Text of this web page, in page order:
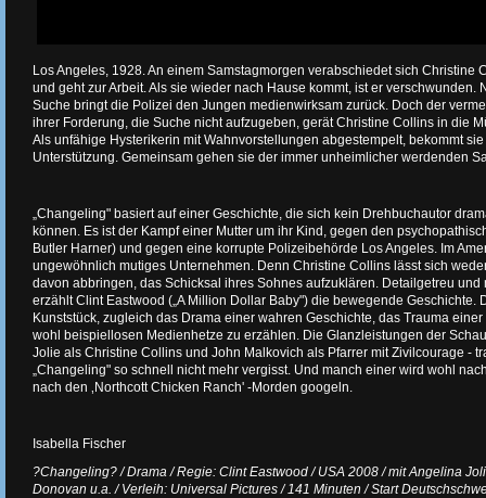
Los Angeles, 1928. An einem Samstagmorgen verabschiedet sich Christine
und geht zur Arbeit. Als sie wieder nach Hause kommt, ist er verschwunden.
Suche bringt die Polizei den Jungen medienwirksam zurück. Doch der
ihrer Forderung, die Suche nicht aufzugeben, gerät Christine Collins in die
Als unfähige Hysterikerin mit Wahnvorstellungen abgestempelt, bekommt
Unterstützung. Gemeinsam gehen sie der immer unheimlicher werdenden
„Changeling" basiert auf einer Geschichte, die sich kein Drehbuchautor
können. Es ist der Kampf einer Mutter um ihr Kind, gegen den
Butler Harner) und gegen eine korrupte Polizeibehörde Los Angeles. Im
ungewöhnlich mutiges Unternehmen. Denn Christine Collins lässt sich
davon abbringen, das Schicksal ihres Sohnes aufzuklären. Detailgetreu
erzählt Clint Eastwood („A Million Dollar Baby") die bewegende Geschichte.
Kunststück, zugleich das Drama einer wahren Geschichte, das Trauma
wohl beispiellosen Medienhetze zu erzählen. Die Glanzleistungen der
Jolie als Christine Collins und John Malkovich als Pfarrer mit Zivilcourage -
„Changeling" so schnell nicht mehr vergisst. Und manch einer wird wohl
nach den ‚Northcott Chicken Ranch' -Morden googeln.
Isabella Fischer
?Changeling? / Drama / Regie: Clint Eastwood / USA 2008 / mit Angelina
Donovan u.a. / Verleih: Universal Pictures / 141 Minuten / Start